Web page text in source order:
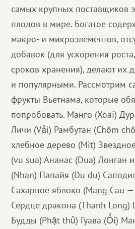
самых крупных поставщиков
плодов в мире. Богатое
макро- и микроэлементов,
добавок (для ускорения
сроков хранения), делают их
и популярными. Рассмотрим
фрукты Вьетнама, которые
попробовать. Манго (Xoai)
Личи (Vải) Рамбутан (Chôm
хлебное дерево (Mit)
(vu sua) Ананас (Dua) Лонган
(Nhan) Папайя (Du du)
Сахарное яблоко (Mang Cau
Сердце дракона (Thanh Long)
Будды (Phật thủ) Гуава (Ổi)